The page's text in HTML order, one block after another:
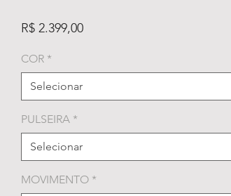
R$ 2.399,00Preço
COR *
Selecionar
PULSEIRA *
Selecionar
MOVIMENTO *